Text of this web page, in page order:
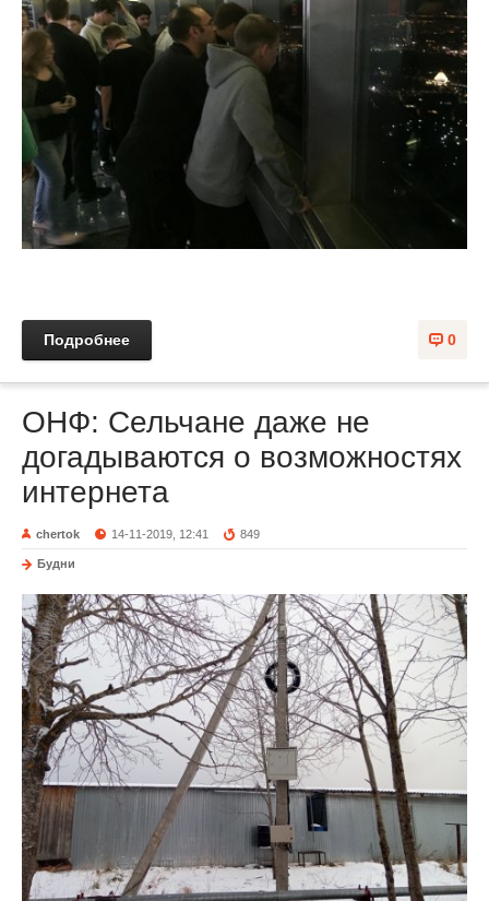
0
Подробнее
ОНФ: Сельчане даже не
догадываются о возможностях
интернета
chertok 14-11-2019, 12:41 849
Будни